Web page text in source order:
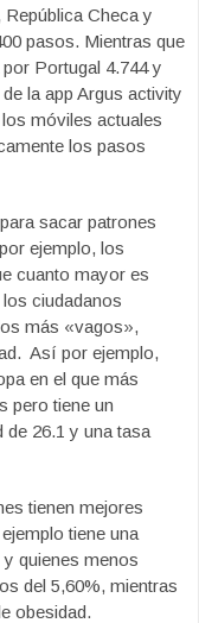
Checa y
pasos. Mientras que
Portugal 4.744 y
la app Argus activity
móviles actuales
los pasos
sacar patrones
ejemplo, los
cuanto mayor es
ciudadanos
más «vagos»,
Así por ejemplo,
en el que más
pero tiene un
de 26.1 y una tasa
tienen mejores
tiene una
quienes menos
del 5,60%, mientras
obesidad.